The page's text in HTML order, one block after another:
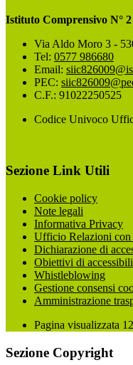
Istituto Comprensivo N°
Via Aldo Moro 3 -
Tel: 0577 986680
Email:
PEC:
C.F.: 91022250525
Codice Univoco
Sezione Link Utili
Cookie policy
Note legali
Informativa Privacy
Ufficio Relazioni
Dichiarazione di
Obiettivi di
Whistleblowing
Gestione consensi
Amministrazione
Pagina visualizzata
Sezione Copyright